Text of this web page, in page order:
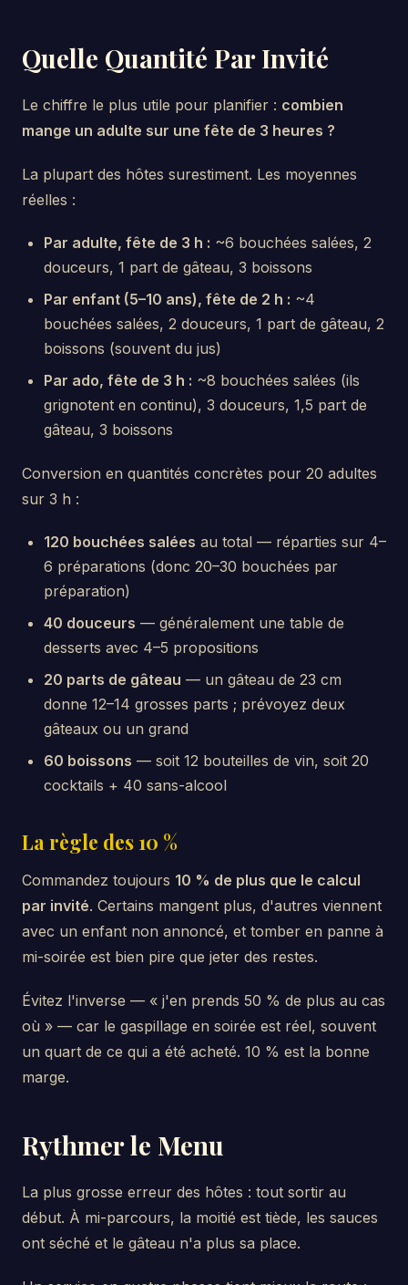
Quelle Quantité Par Invité
Le chiffre le plus utile pour planifier : combien
mange un adulte sur une fête de 3 heures ?
La plupart des hôtes surestiment. Les moyennes
réelles :
Par adulte, fête de 3 h : ~6 bouchées salées, 2
douceurs, 1 part de gâteau, 3 boissons
Par enfant (5–10 ans), fête de 2 h : ~4
bouchées salées, 2 douceurs, 1 part de gâteau, 2
boissons (souvent du jus)
Par ado, fête de 3 h : ~8 bouchées salées (ils
grignotent en continu), 3 douceurs, 1,5 part de
gâteau, 3 boissons
Conversion en quantités concrètes pour 20 adultes
sur 3 h :
120 bouchées salées au total — réparties sur 4–
6 préparations (donc 20–30 bouchées par
préparation)
40 douceurs — généralement une table de
desserts avec 4–5 propositions
20 parts de gâteau — un gâteau de 23 cm
donne 12–14 grosses parts ; prévoyez deux
gâteaux ou un grand
60 boissons — soit 12 bouteilles de vin, soit 20
cocktails + 40 sans-alcool
La règle des 10 %
Commandez toujours 10 % de plus que le calcul
par invité. Certains mangent plus, d'autres viennent
avec un enfant non annoncé, et tomber en panne à
mi-soirée est bien pire que jeter des restes.
Évitez l'inverse — « j'en prends 50 % de plus au cas
où » — car le gaspillage en soirée est réel, souvent
un quart de ce qui a été acheté. 10 % est la bonne
marge.
Rythmer le Menu
La plus grosse erreur des hôtes : tout sortir au
début. À mi-parcours, la moitié est tiède, les sauces
ont séché et le gâteau n'a plus sa place.